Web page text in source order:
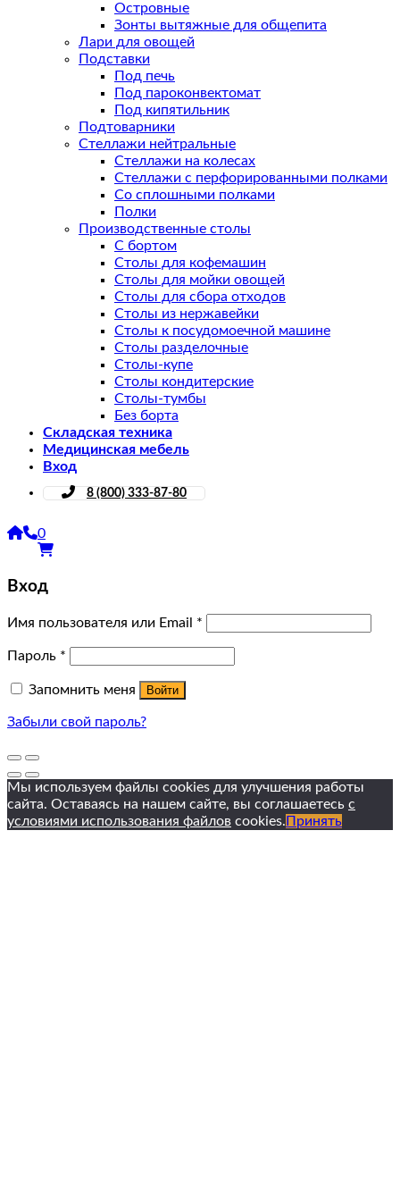
Островные
Зонты вытяжные для общепита
Лари для овощей
Подставки
Под печь
Под пароконвектомат
Под кипятильник
Подтоварники
Стеллажи нейтральные
Стеллажи на колесах
Стеллажи с перфорированными полками
Со сплошными полками
Полки
Производственные столы
С бортом
Столы для кофемашин
Столы для мойки овощей
Столы для сбора отходов
Столы из нержавейки
Столы к посудомоечной машине
Столы разделочные
Столы-купе
Столы кондитерские
Столы-тумбы
Без борта
Складская техника
Медицинская мебель
Вход
8 (800) 333-87-80
0
Вход
Имя пользователя или Email *
Пароль *
Запомнить меня Войти
Забыли свой пароль?
Мы используем файлы cookies для улучшения работы
сайта. Оставаясь на нашем сайте, вы соглашаетесь с
условиями использования файлов cookies. Принять